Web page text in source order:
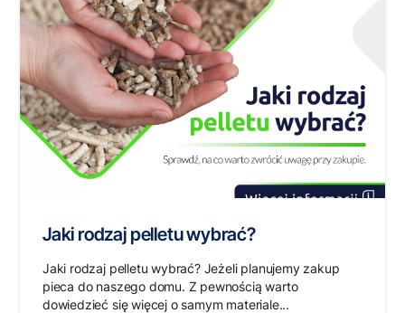
Jaki rodzaj pelletu wybrać?
Jaki rodzaj pelletu wybrać? Jeżeli planujemy zakup
pieca do naszego domu. Z pewnością warto
dowiedzieć się więcej o samym materiale...